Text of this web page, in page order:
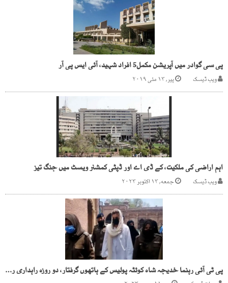
پی سی گوادر میں آپریشن مکمل5 افراد شہید، آئی ایس پی آر
ویب ڈیسک پیر, ۱۳ مئی ۲۰۱۹
اہم اراضی کی ملکیت، کے ڈی اے اور ڈپٹی کمشنر ویسٹ میں جنگ تیز
ویب ڈیسک جمعه, ۱۳ اکتوبر ۲۰۲۳
پی ٹی آئی رہنما خدیجہ شاہ کوئٹہ پولیس کے ہاتھوں گرفتار، دو روزہ راہداری ریمانڈ بھی منظور